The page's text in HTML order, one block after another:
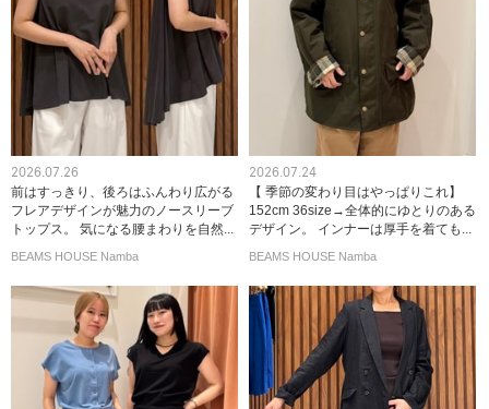
2026.07.26
前はすっきり、後ろはふんわり広がる
フレアデザインが魅力のノースリーブ
トップス。 気になる腰まわりを自然...
BEAMS HOUSE Namba
2026.07.24
【 季節の変わり目はやっぱりこれ】
152cm 36size→全体的にゆとりのある
デザイン。 インナーは厚手を着ても...
BEAMS HOUSE Namba